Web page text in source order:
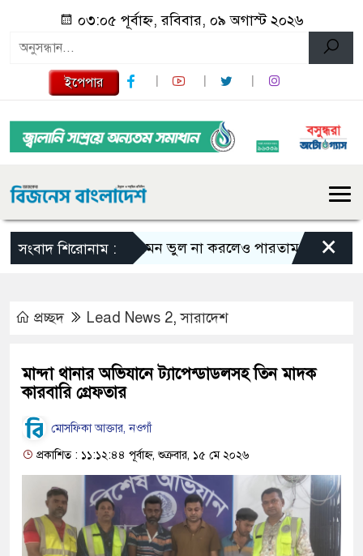
০৩:০৫ পূর্বাহ্ন, রবিবার, ০৯ অগাস্ট ২০২৬
ইপেপার
সংবাদ শিরোনাম :এমন ভুল না করলেও পারতাম : শাকিব খান
×
প্রচ্ছদ Lead News 2,সারাদেশ
মান্দা থানার অভিযানে ট্যাপেন্ডাডলসহ তিন মাদক
কারবারি গ্রেফতার
মোসফিকা আক্তার, নওগাঁ
প্রকাশিত : ১১:১২:৪৪ পূর্বাহ্ন, শুক্রবার, ১৫ মে ২০২৬